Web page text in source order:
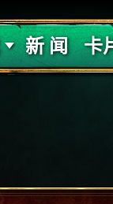
新 闻 卡
力